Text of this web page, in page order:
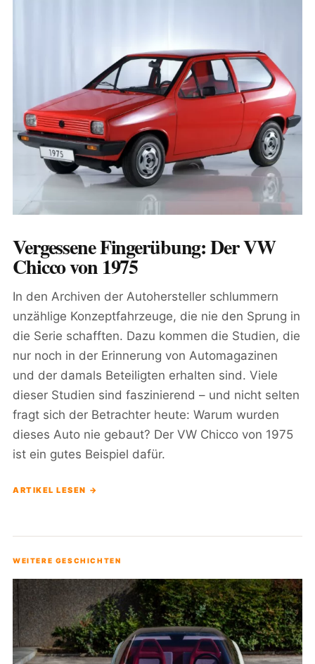
Vergessene Fingerübung: Der VW
Chicco von 1975
In den Archiven der Autohersteller schlummern
unzählige Konzeptfahrzeuge, die nie den Sprung in
die Serie schafften. Dazu kommen die Studien, die
nur noch in der Erinnerung von Automagazinen
und der damals Beteiligten erhalten sind. Viele
dieser Studien sind faszinierend – und nicht selten
fragt sich der Betrachter heute: Warum wurden
dieses Auto nie gebaut? Der VW Chicco von 1975
ist ein gutes Beispiel dafür.
ARTIKEL LESEN →
WEITERE GESCHICHTEN